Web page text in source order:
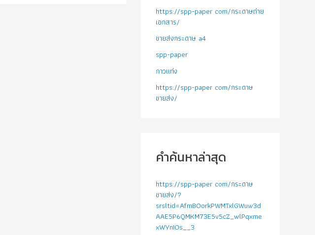
https://spp-paper com/กระดาษถ่าย
เอกสาร/
ขายส่งกระดาษ a4
spp-paper
กาวแท่ง
https://spp-paper com/กระดาษ
ขายส่ง/
คำค้นหาล่าสุด
https://spp-paper com/กระดาษ
ขายส่ง/?
srsltid=AfmBOorkPWMTxlGWuw3d
AAE5P6QMKM73E5v5cZ_wlPqxme
xWYnIOs__3